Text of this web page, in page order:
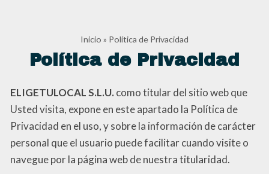
Inicio » Política de Privacidad
Política de Privacidad
ELIGETULOCAL S.L.U. como titular del sitio web que
Usted visita, expone en este apartado la Política de
Privacidad en el uso, y sobre la información de carácter
personal que el usuario puede facilitar cuando visite o
navegue por la página web de nuestra titularidad.